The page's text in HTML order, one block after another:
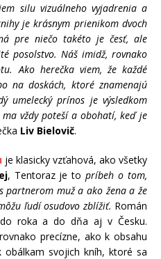
silu vizuálneho vyjadrenia a
je krásnym prienikom dvoch
pre niečo takéto je česť, ale
posolstvo. Náš imidž, rovnako
Ako herečka viem, že každé
na doskách, ktoré znamenajú
umelecký prínos je výsledkom
vždy poteší a obohatí, keď je
Liv Bielovič.
je klasicky vzťahová, ako všetky
, Tentoraz je topríbeh o tom,
partnerom muž a ako žena a že
ľudí osudovo zblížiť. Román
roka a do dňa aj v Česku.
precízne, ako k obsahu
svojich kníh, ktoré sa